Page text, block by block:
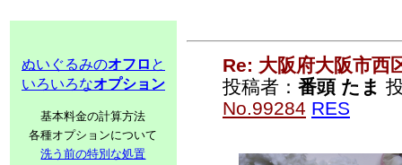
ぬいぐるみのオフロ と
いろいろなオプション
基本料金の計算方法
各種オプションについて
洗う前の特別な処置
Re: 大阪府大阪市西
投稿者： 番頭 たま
No.99284 RES